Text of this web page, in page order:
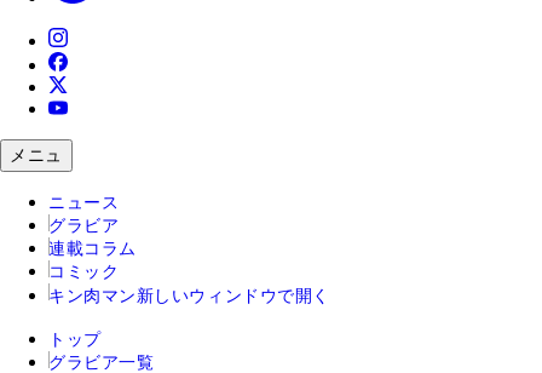
メニュ
ニュース
グラビア
連載コラム
コミック
キン肉マン 新しいウィンドウで開く
トップ
グラビア一覧